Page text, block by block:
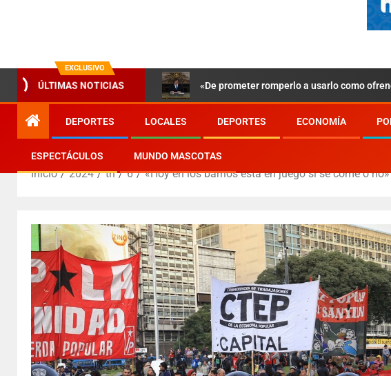
EXCLUSIVO
ÚLTIMAS NOTICIAS «De prometer romperlo a usarlo como
DEPORTES LOCALES DEPORTES ECONOMÍA
ESPECTÁCULOS MUNDO MASCOTAS
Inicio 2024 th 6 «Hoy en los barrios está en juego si se come o no»